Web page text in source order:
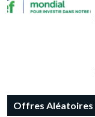
Offres Aléatoires